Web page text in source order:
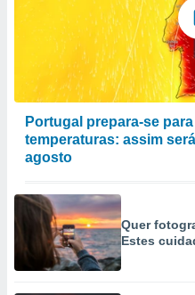
Portugal prepara-se
temperaturas: assim
agosto
Quer
Estes